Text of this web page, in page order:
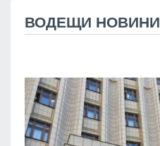
ВОДЕЩИ НОВИНИ